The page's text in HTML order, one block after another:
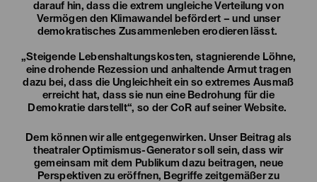
darauf hin, dass die extrem ungleiche Verteilung von
Vermögen den Klimawandel befördert – und unser
demokratisches Zusammenleben erodieren lässt.
„Steigende Lebenshaltungskosten, stagnierende Löhne,
eine drohende Rezession und anhaltende Armut tragen
dazu bei, dass die Ungleichheit ein so extremes Ausmaß
erreicht hat, dass sie nun eine Bedrohung für die
Demokratie darstellt“, so der CoR auf seiner Website.
Dem können wir alle entgegenwirken. Unser Beitrag als
theatraler Optimismus-Generator soll sein, dass wir
gemeinsam mit dem Publikum dazu beitragen, neue
Perspektiven zu eröffnen, Begriffe zeitgemäßer zu